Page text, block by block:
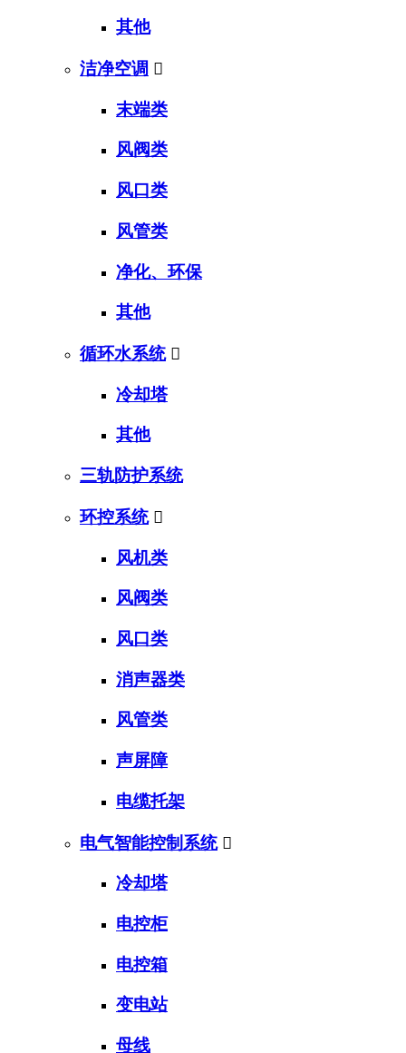
其他
洁净空调 
末端类
风阀类
风口类
风管类
净化、环保
其他
循环水系统 
冷却塔
其他
三轨防护系统
环控系统 
风机类
风阀类
风口类
消声器类
风管类
声屏障
电缆托架
电气智能控制系统 
冷却塔
电控柜
电控箱
变电站
母线